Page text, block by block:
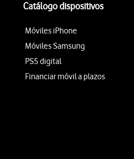
Catálogo dispositivos
Móviles iPhone
Móviles Samsung
PS5 digital
Financiar móvil a plazos